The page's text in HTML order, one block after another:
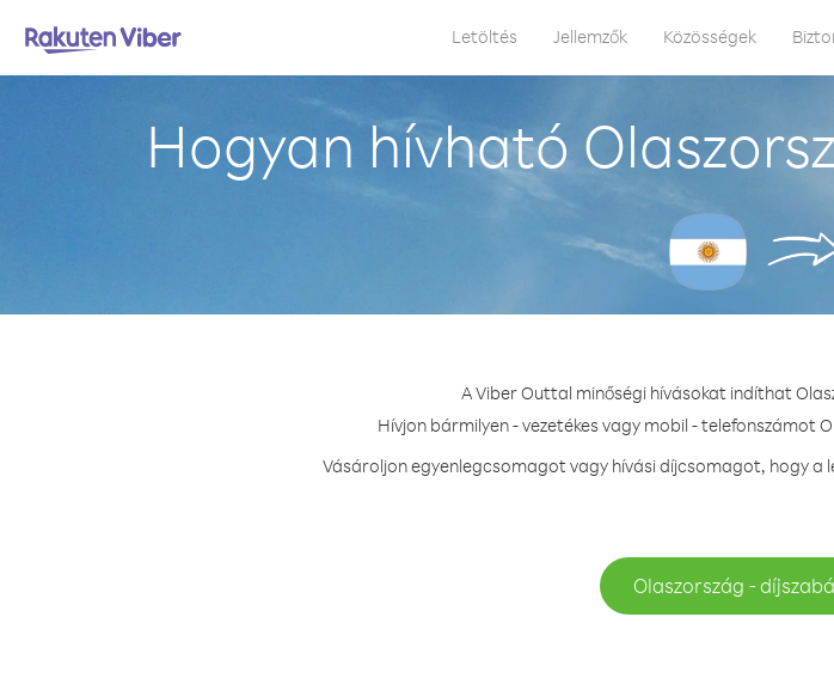
Letöltés Jellemzők Közösségek
Hogyan hívható
A Viber Outtal minőségi hívásokat indíthat
Hívjon bármilyen - vezetékes vagy mobil - telefonszámot
Vásároljon egyenlegcsomagot vagy hívási díjcsomagot, hogy
Olaszország -